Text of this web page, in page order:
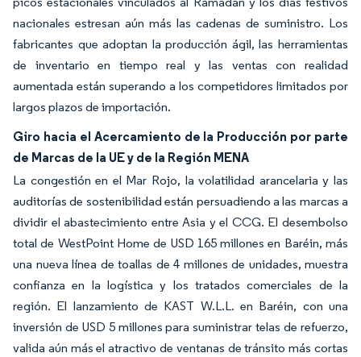
nacionales estresan aún más las cadenas de suministro. Los
fabricantes que adoptan la producción ágil, las herramientas
de inventario en tiempo real y las ventas con realidad
aumentada están superando a los competidores limitados por
largos plazos de importación.
Giro hacia el Acercamiento de la Producción por parte
de Marcas de la UE y de la Región MENA
La congestión en el Mar Rojo, la volatilidad arancelaria y las
auditorías de sostenibilidad están persuadiendo a las marcas a
dividir el abastecimiento entre Asia y el CCG. El desembolso
total de WestPoint Home de USD 165 millones en Baréin, más
una nueva línea de toallas de 4 millones de unidades, muestra
confianza en la logística y los tratados comerciales de la
región. El lanzamiento de KAST W.L.L. en Baréin, con una
inversión de USD 5 millones para suministrar telas de refuerzo,
valida aún más el atractivo de ventanas de tránsito más cortas